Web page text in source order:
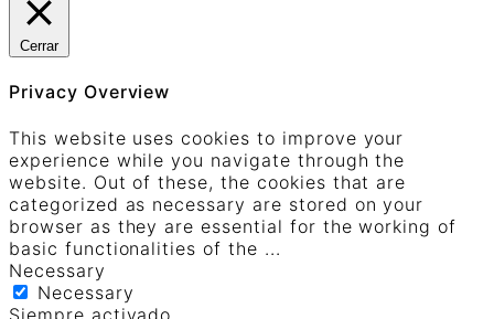
Cerrar
Privacy Overview
This website uses cookies to improve your
experience while you navigate through the
website. Out of these, the cookies that are
categorized as necessary are stored on your
browser as they are essential for the working of
basic functionalities of the ...
Necessary
Necessary
Siempre activado